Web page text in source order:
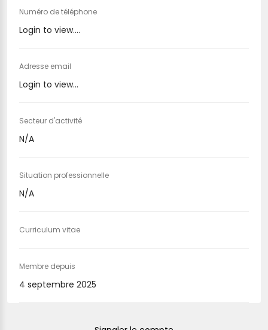
Numéro de téléphone
Login to view....
Adresse email
Login to view...
Secteur d'activité
N/A
Situation professionnelle
N/A
Curriculum vitae
Membre depuis
4 septembre 2025